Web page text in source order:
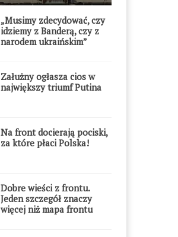
„Musimy zdecydować, czy
idziemy z Banderą, czy z
narodem ukraińskim”
Załużny ogłasza cios w
największy triumf Putina
Na front docierają pociski,
za które płaci Polska!
Dobre wieści z frontu.
Jeden szczegół znaczy
więcej niż mapa frontu